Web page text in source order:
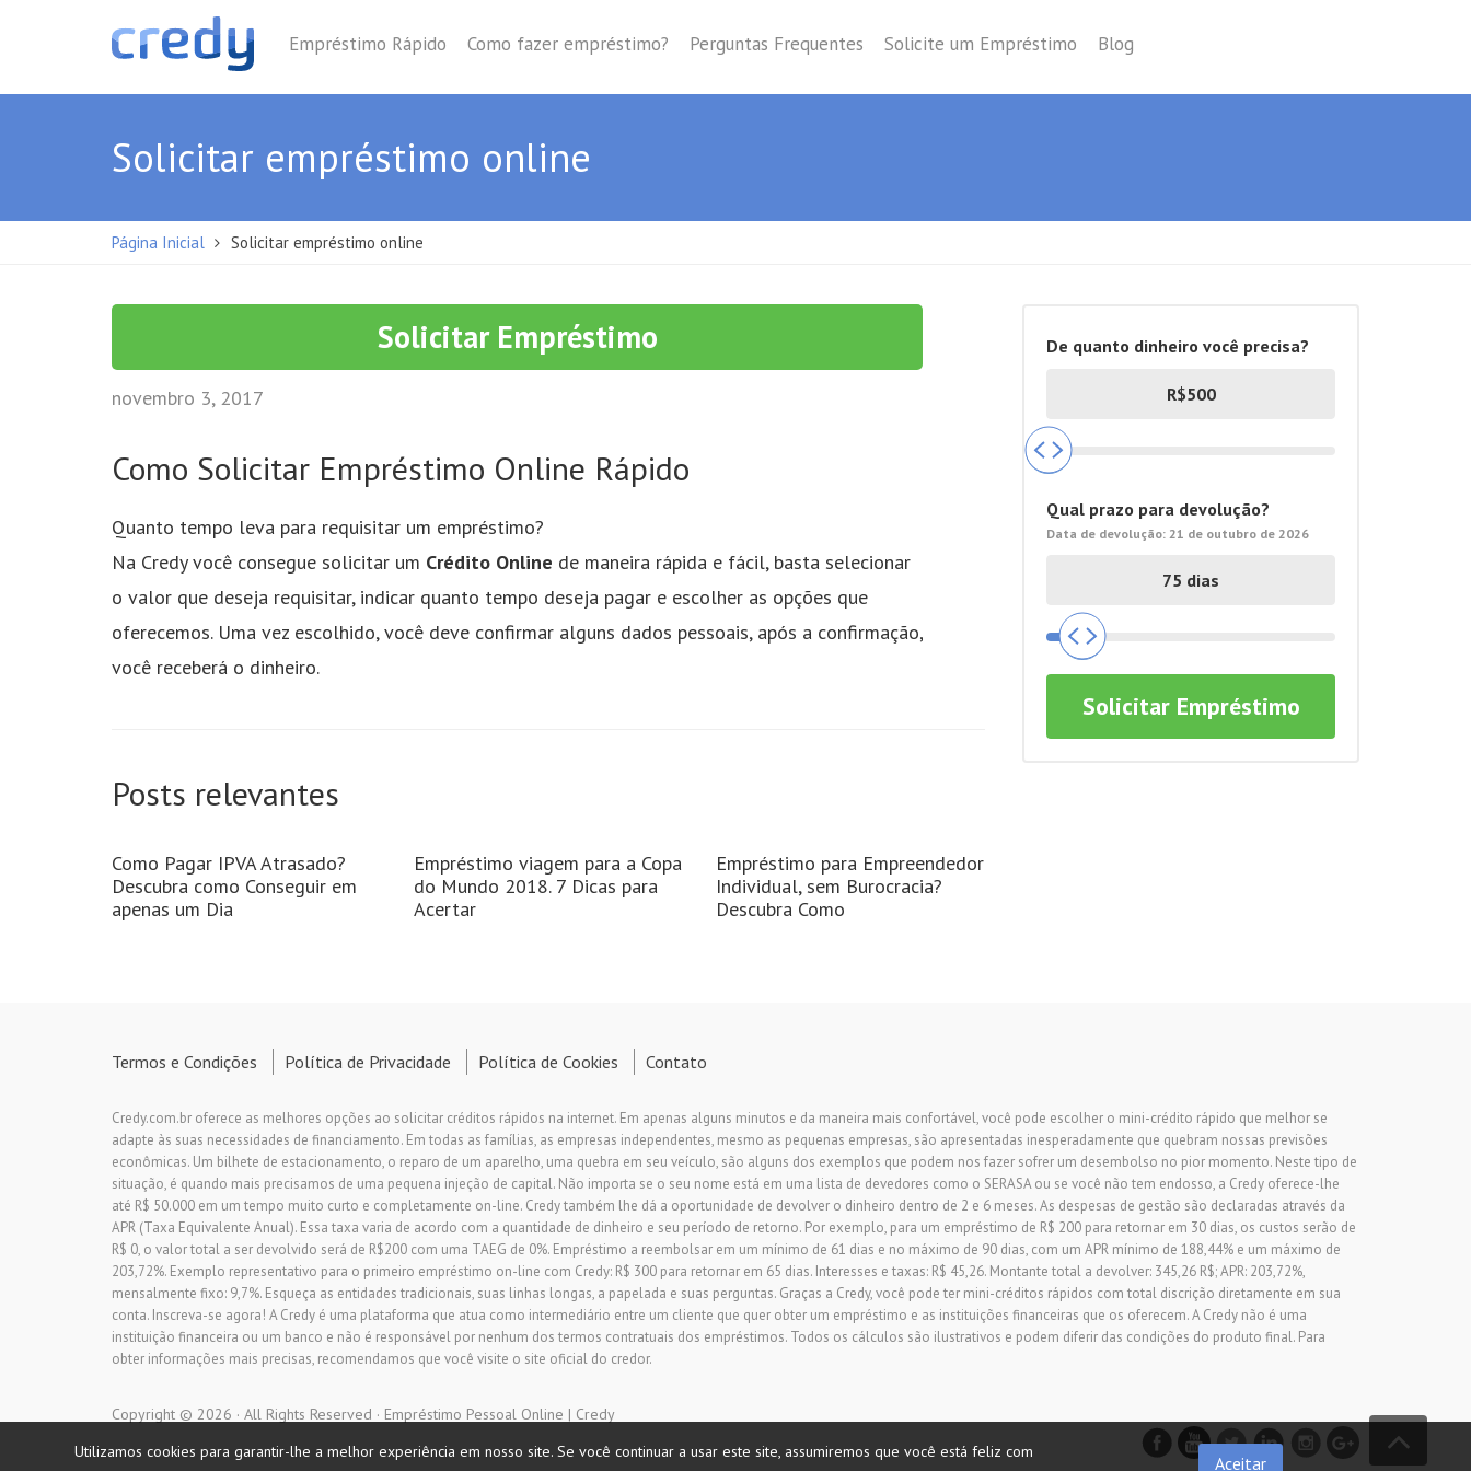
Empréstimo Rápido Como fazer empréstimo? Perguntas Frequentes Solicite um Empréstimo Blog
Solicitar empréstimo online
Página Inicial Solicitar empréstimo online
Solicitar Empréstimo
novembro 3, 2017
Como Solicitar Empréstimo Online Rápido
Quanto tempo leva para requisitar um empréstimo?
Na Credy você consegue solicitar um Crédito Online de maneira rápida e fácil, basta selecionar
o valor que deseja requisitar, indicar quanto tempo deseja pagar e escolher as opções que
oferecemos. Uma vez escolhido, você deve confirmar alguns dados pessoais, após a confirmação,
você receberá o dinheiro.
De quanto dinheiro você precisa?
Qual prazo para devolução?
Data de devolução:21 de outubro de 2026
Solicitar Empréstimo
Posts relevantes
Como Pagar IPVA Atrasado?
Descubra como Conseguir em
apenas um Dia
Empréstimo viagem para a Copa
do Mundo 2018. 7 Dicas para
Acertar
Empréstimo para Empreendedor
Individual, sem Burocracia?
Descubra Como
Termos e Condições Política de Privacidade Política de Cookies Contato
Credy.com.br oferece as melhores opções ao solicitar créditos rápidos na internet. Em apenas alguns minutos e da maneira mais confortável, você pode escolher o mini-crédito rápido que melhor se
adapte às suas necessidades de financiamento. Em todas as famílias, as empresas independentes, mesmo as pequenas empresas, são apresentadas inesperadamente que quebram nossas previsões
econômicas. Um bilhete de estacionamento, o reparo de um aparelho, uma quebra em seu veículo, são alguns dos exemplos que podem nos fazer sofrer um desembolso no pior momento. Neste tipo de
situação, é quando mais precisamos de uma pequena injeção de capital. Não importa se o seu nome está em uma lista de devedores como o SERASA ou se você não tem endosso, a Credy oferece-lhe
até R$ 50.000 em um tempo muito curto e completamente on-line. Credy também lhe dá a oportunidade de devolver o dinheiro dentro de 2 e 6 meses. As despesas de gestão são declaradas através da
APR (Taxa Equivalente Anual). Essa taxa varia de acordo com a quantidade de dinheiro e seu período de retorno. Por exemplo, para um empréstimo de R$ 200 para retornar em 30 dias, os custos serão de
R$ 0, o valor total a ser devolvido será de R$200 com uma TAEG de 0%. Empréstimo a reembolsar em um mínimo de 61 dias e no máximo de 90 dias, com um APR mínimo de 188,44% e um máximo de
203,72%. Exemplo representativo para o primeiro empréstimo on-line com Credy: R$ 300 para retornar em 65 dias. Interesses e taxas: R$ 45,26. Montante total a devolver: 345,26 R$; APR: 203,72%,
mensalmente fixo: 9,7%. Esqueça as entidades tradicionais, suas linhas longas, a papelada e suas perguntas. Graças a Credy, você pode ter mini-créditos rápidos com total discrição diretamente em sua
conta. Inscreva-se agora! A Credy é uma plataforma que atua como intermediário entre um cliente que quer obter um empréstimo e as instituições financeiras que os oferecem. A Credy não é uma
instituição financeira ou um banco e não é responsável por nenhum dos termos contratuais dos empréstimos. Todos os cálculos são ilustrativos e podem diferir das condições do produto final. Para
obter informações mais precisas, recomendamos que você visite o site oficial do credor.
Copyright © 2026 · All Rights Reserved · Empréstimo Pessoal Online | Credy
Utilizamos cookies para garantir-lhe a melhor experiência em nosso site. Se você continuar a usar este site, assumiremos que você está feliz com
Aceitar